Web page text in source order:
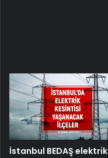
İstanbul BEDAŞ elektrik